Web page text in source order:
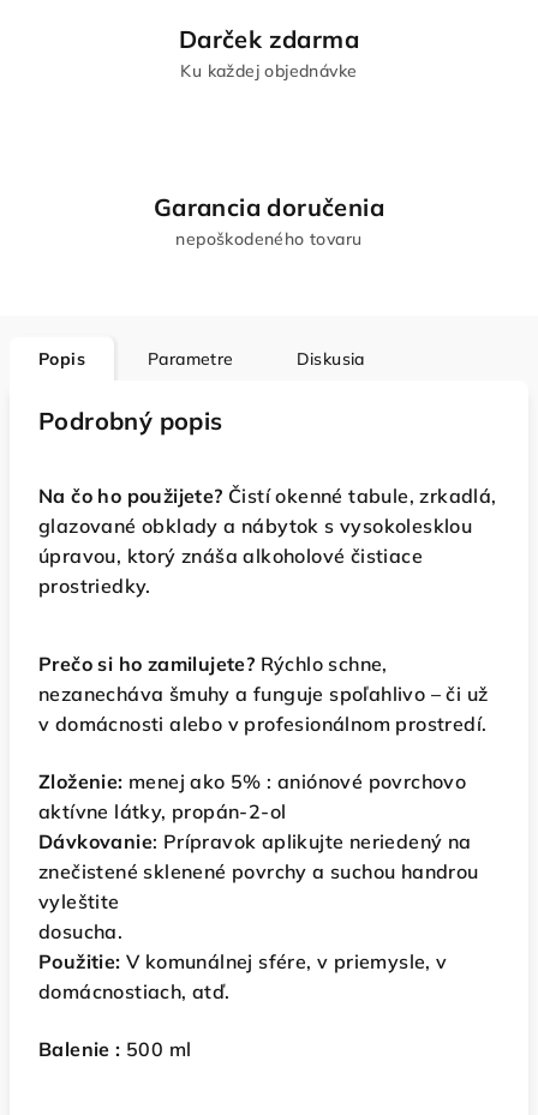
Darček zdarma
Ku každej objednávke
Garancia doručenia
nepoškodeného tovaru
Popis Parametre Diskusia
Podrobný popis
Na čo ho použijete? Čistí okenné tabule, zrkadlá,
glazované obklady a nábytok s vysokolesklou
úpravou, ktorý znáša alkoholové čistiace
prostriedky.
Prečo si ho zamilujete? Rýchlo schne,
nezanecháva šmuhy a funguje spoľahlivo – či už
v domácnosti alebo v profesionálnom prostredí.
Zloženie: menej ako 5% : aniónové povrchovo
aktívne látky, propán-2-ol
Dávkovanie: Prípravok aplikujte neriedený na
znečistené sklenené povrchy a suchou handrou
vyleštite
dosucha.
Použitie: V komunálnej sfére, v priemysle, v
domácnostiach, atď.
Balenie : 500 ml